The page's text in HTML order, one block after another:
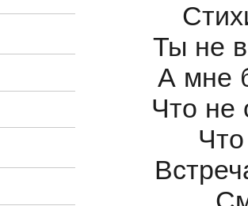
Ты не
А мне
Что не